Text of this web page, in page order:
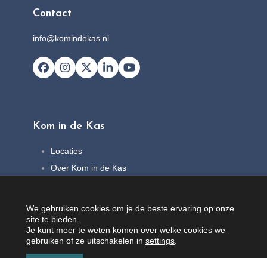
Contact
info@komindekas.nl
Facebook
Instagram
X LinkedInYouTube
Kom in de Kas
Locaties
Over Kom in de Kas
Contact
We gebruiken cookies om je de beste ervaring op onze
site te bieden.
Je kunt meer te weten komen over welke cookies we
gebruiken of ze uitschakelen in settings